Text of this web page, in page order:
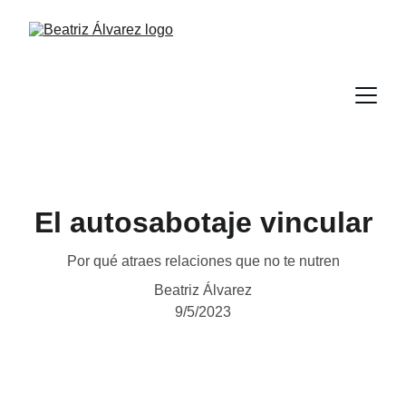
El autosabotaje vincular
Por qué atraes relaciones que no te nutren
Beatriz Álvarez
9/5/2023